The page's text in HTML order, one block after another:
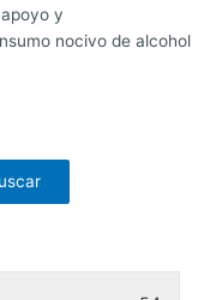
y
nocivo de alcohol